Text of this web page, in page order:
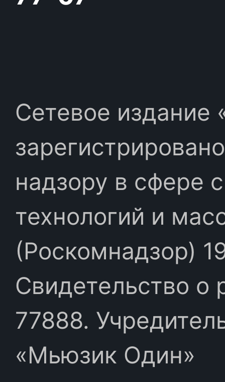
Сетевое издание
надзору в сфере
технологий и
(Роскомнадзор)
Свидетельство
77888.
«Мьюзик Один»